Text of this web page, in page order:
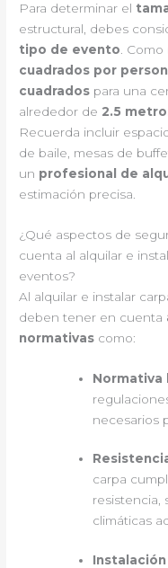
Para determinar el
estructural, debes
tipo de evento .
cuadrados por
cuadrados para una
alrededor de 2.5
Recuerda incluir
de baile, mesas de
un profesional de
estimación precisa.
¿Qué aspectos de
cuenta al alquilar e
eventos?
Al alquilar e instalar
deben tener en cuenta
normativas como:
Normativa
necesarios
carpa
resistencia,
climáticas